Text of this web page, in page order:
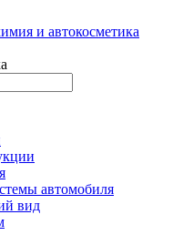
автомобиля
вид